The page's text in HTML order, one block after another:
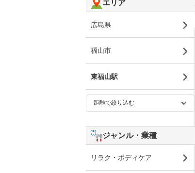
エリア
広島県
福山市
東福山駅
ジャンル・業種
リラク・ボディケア